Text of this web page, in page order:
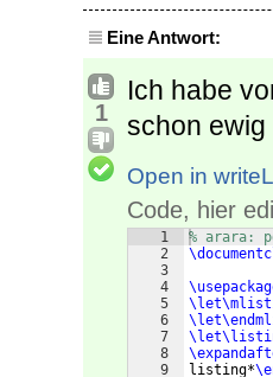
Eine Antwort:
1
Ich habe
schon ewig
Open in
Code, hier
1
2
3
4
5
6
7
8
9
% arara:
listing*